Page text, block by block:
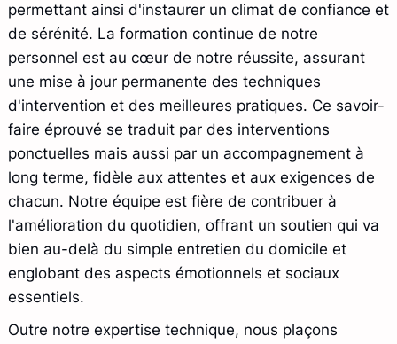
permettant ainsi d'instaurer un climat de confiance et
de sérénité. La formation continue de notre
personnel est au cœur de notre réussite, assurant
une mise à jour permanente des techniques
d'intervention et des meilleures pratiques. Ce savoir-
faire éprouvé se traduit par des interventions
ponctuelles mais aussi par un accompagnement à
long terme, fidèle aux attentes et aux exigences de
chacun. Notre équipe est fière de contribuer à
l'amélioration du quotidien, offrant un soutien qui va
bien au-delà du simple entretien du domicile et
englobant des aspects émotionnels et sociaux
essentiels.
Outre notre expertise technique, nous plaçons